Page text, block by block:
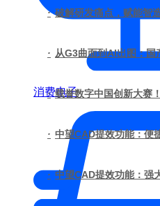
消费电子
· 破解研发痛点，赋能智
· 从G3曲面到AI出图：国
· 载誉数字中国创新大赛
· 中望CAD提效功能：便
· 中望CAD提效功能：强